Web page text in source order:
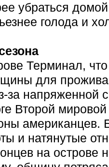
убраться
голода и
Терминал,
для
напряженной
Второй
американцев.
и натянутые
на острове